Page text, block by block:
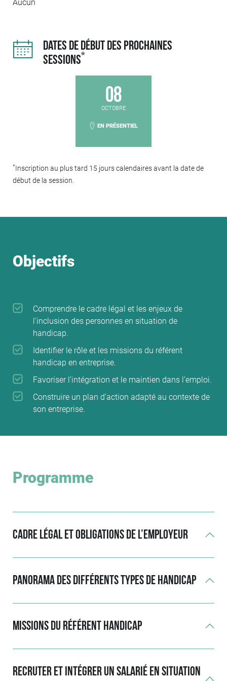
Aucun
DATES DE DÉBUT DES PROCHAINES
SESSIONS*
08
OCTOBRE
EN PRÉSENTIEL
*Inscription au plus tard 15 jours calendaires avant la date de
début de la session.
Objectifs
Comprendre le cadre légal et les enjeux de
l’inclusion des personnes en situation de
handicap.
Identifier le rôle et les missions du référent
handicap en entreprise.
Favoriser l’intégration et le maintien dans l’emploi.
Construire un plan d’action adapté au contexte de
son entreprise.
Programme
Cadre légal et obligations de l’employeur
Panorama des différents types de handicap
Missions du référent handicap
Recruter et intégrer un salarié en situation